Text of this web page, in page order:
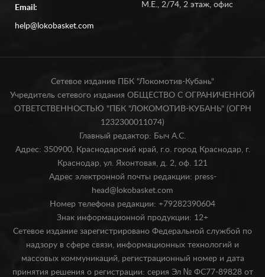
Email:
help@lokobasket.com
М.Е., 2/74, 2 этаж, офис
Сетевое издание ПБК "Локомотив-Кубань"
Учредитель сетевого издания ОБЩЕСТВО С ОГРАНИЧЕННОЙ
ОТВЕТСТВЕННОСТЬЮ "ПБК "ЛОКОМОТИВ-КУБАНЬ" (ОГРН
1232300011074)
Главный редактор: Быч А.С.
Адрес: 350900, Краснодарский край, г.о. город Краснодар, г.
Краснодар, ул. Яхонтовая, д. 2, оф. 121
Адрес электронной почты редакции: press-
head@lokobasket.com
Номер телефона редакции: +79282390604
Знак информационной продукции: 12+
Сетевое издание зарегистрировано Федеральной службой по
надзору в сфере связи, информационных технологий и
массовых коммуникаций, регистрационный номер и дата
принятия решения о регистрации: серия Эл № ФС77-89828 от